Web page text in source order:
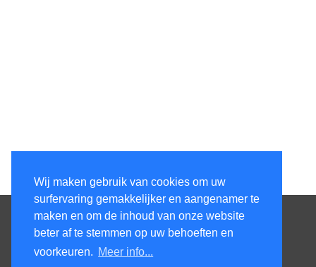
Wij maken gebruik van cookies om uw
surfervaring gemakkelijker en aangenamer te
maken en om de inhoud van onze website
beter af te stemmen op uw behoeften en
voorkeuren. Meer info...
Contacteer ons
Honsdonkstraat 25A